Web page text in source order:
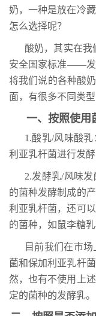
奶，一种是放在冷
怎么选择呢？
酸奶，其实在我
安全国家标准——发
将我们说的各种酸
面，有很多不同类型
一、按照使用
1.酸乳/风味酸
利亚乳杆菌进行发酵
2.发酵乳/风味
的菌种发酵制成的
利亚乳杆菌，还可
的菌种，如鼠李糖乳
目前我们在市场
菌和保加利亚乳杆
然，也有不使用上
定的菌种的发酵乳。